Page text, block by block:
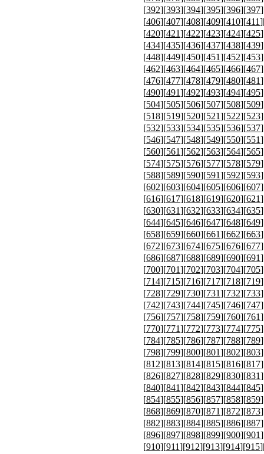
[392][393][394][395][396][397
[406][407][408][409][410][411
[420][421][422][423][424][425
[434][435][436][437][438][439
[448][449][450][451][452][453
[462][463][464][465][466][467
[476][477][478][479][480][481
[490][491][492][493][494][495
[504][505][506][507][508][509
[518][519][520][521][522][523
[532][533][534][535][536][537
[546][547][548][549][550][551
[560][561][562][563][564][565
[574][575][576][577][578][579
[588][589][590][591][592][593
[602][603][604][605][606][607
[616][617][618][619][620][621
[630][631][632][633][634][635
[644][645][646][647][648][649
[658][659][660][661][662][663
[672][673][674][675][676][677
[686][687][688][689][690][691
[700][701][702][703][704][705
[714][715][716][717][718][719
[728][729][730][731][732][733
[742][743][744][745][746][747
[756][757][758][759][760][761
[770][771][772][773][774][775
[784][785][786][787][788][789
[798][799][800][801][802][803
[812][813][814][815][816][817
[826][827][828][829][830][831
[840][841][842][843][844][845
[854][855][856][857][858][859
[868][869][870][871][872][873
[882][883][884][885][886][887
[896][897][898][899][900][901
[910][911][912][913][914][915